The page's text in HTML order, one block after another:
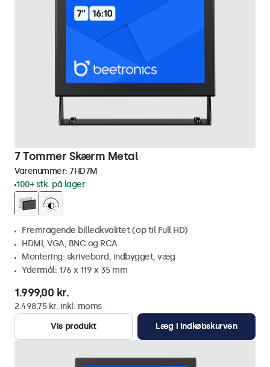
7 Tommer Skærm Metal
Varenummer: 7HD7M
100+ stk. på lager
Fremragende billedkvalitet (op til Full HD)
HDMI, VGA, BNC og RCA
Montering: skrivebord, indbygget, væg
Ydermål: 176 x 119 x 35 mm
1.999,00 kr.
2.498,75 kr. inkl. moms
Vis produkt
Læg i indkøbskurven